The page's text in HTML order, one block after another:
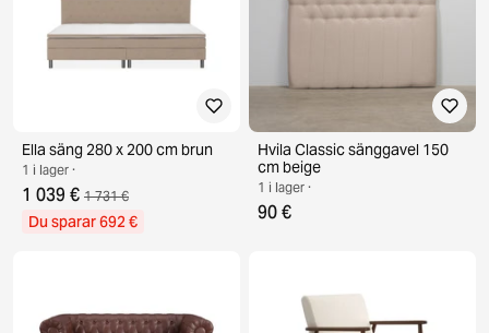
Ella säng 280 x 200 cm brun
1 i lager ·
1 039 € 1 731 €
Du sparar 692 €
Hvila Classic sänggavel 150
cm beige
1 i lager ·
90 €